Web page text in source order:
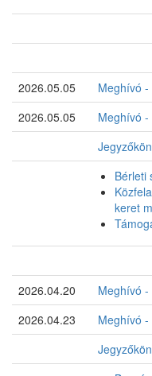
2026.05.05
Meghívó -
2026.05.05
Meghívó
Bérleti
keret
2026.04.20
Meghívó -
2026.04.23
Meghívó